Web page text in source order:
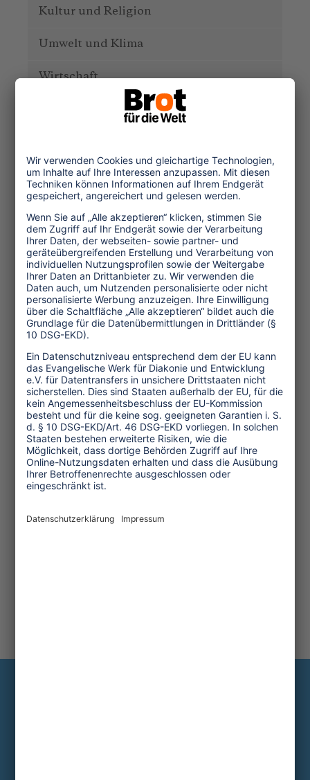
Kultur und Religion
Umwelt und Klima
Wirtschaft
Menschenrechte
Service und Tipps
One Planet Guide für faires
Reisen
Transforming Tourism
Initiative